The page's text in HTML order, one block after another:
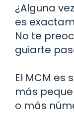
¿Alguna
es
No te
guiarte
El MCM es
más
o más